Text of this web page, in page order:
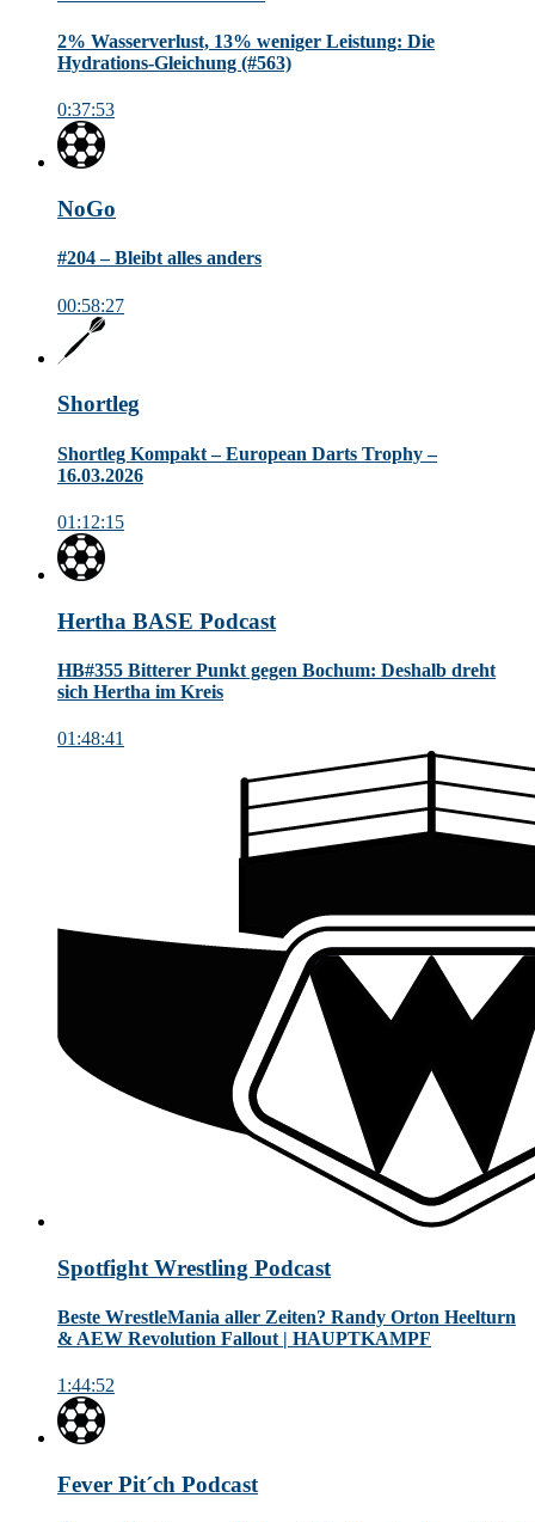
2% Wasserverlust, 13% weniger Leistung: Die
Hydrations-Gleichung (#563)
0:37:53
NoGo
#204 – Bleibt alles anders
00:58:27
Shortleg
Shortleg Kompakt – European Darts Trophy –
16.03.2026
01:12:15
Hertha BASE Podcast
HB#355 Bitterer Punkt gegen Bochum: Deshalb dreht
sich Hertha im Kreis
01:48:41
Spotfight Wrestling Podcast
Beste WrestleMania aller Zeiten? Randy Orton Heelturn
& AEW Revolution Fallout | HAUPTKAMPF
1:44:52
Fever Pit´ch Podcast